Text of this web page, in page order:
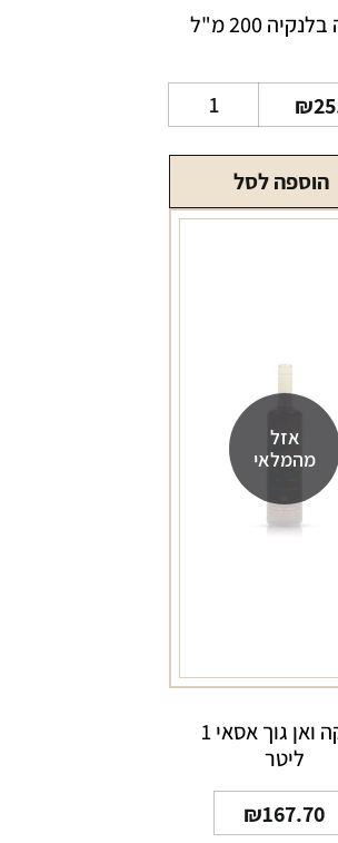
200 מ"ל
₪
של
וודקה
בלנקיה
200
הוספה לסל
אזל
מהמלאי
וודקה ואן גוך אסאי 1
ליטר
₪167.70